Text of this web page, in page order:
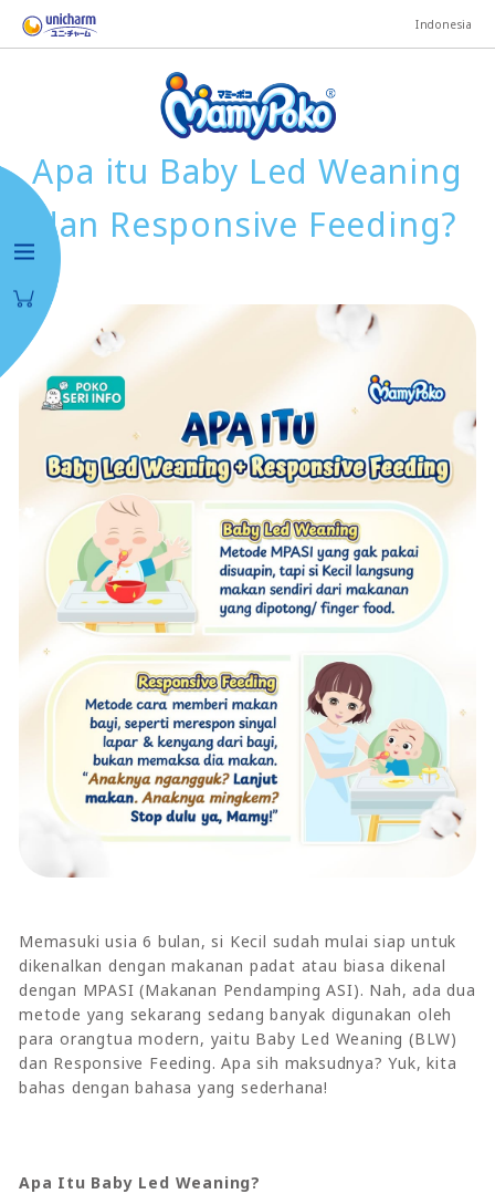
Indonesia
Apa itu Baby Led Weaning
dan Responsive Feeding?
Memasuki usia 6 bulan, si Kecil sudah mulai siap untuk
dikenalkan dengan makanan padat atau biasa dikenal
dengan MPASI (Makanan Pendamping ASI). Nah, ada dua
metode yang sekarang sedang banyak digunakan oleh
para orangtua modern, yaitu Baby Led Weaning (BLW)
dan Responsive Feeding. Apa sih maksudnya? Yuk, kita
bahas dengan bahasa yang sederhana!
Apa Itu Baby Led Weaning?